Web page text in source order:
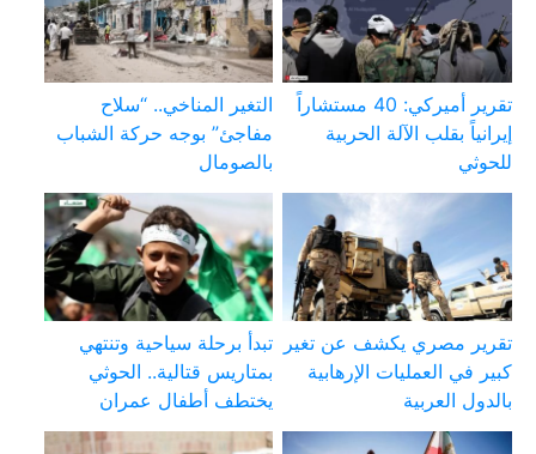
تقرير أميركي: 40 مستشاراً
إيرانياً بقلب الآلة الحربية
للحوثي
التغير المناخي.. “سلاح
مفاجئ” بوجه حركة الشباب
بالصومال
تقرير مصري يكشف عن تغير
كبير في العمليات الإرهابية
بالدول العربية
تبدأ برحلة سياحية وتنتهي
بمتاريس قتالية.. الحوثي
يختطف أطفال عمران